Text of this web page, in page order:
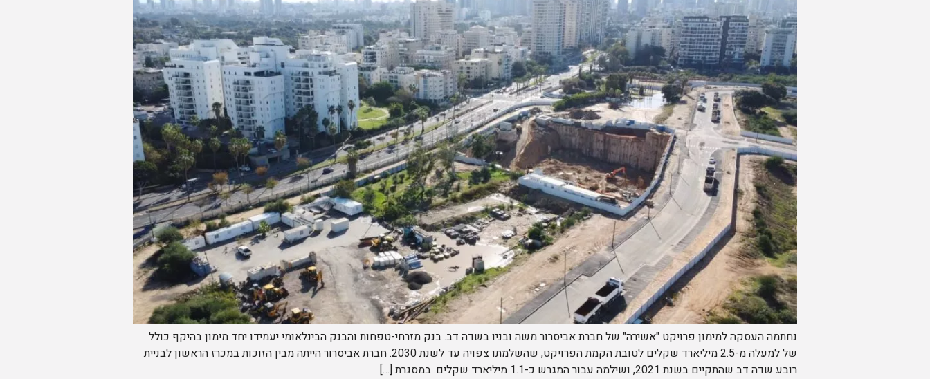
נחתמה העסקה למימון פרויקט "אשירה" של חברת אביסרור משה ובניו בשדה דב. בנק מזרחי-טפחות והבנק הבינלאומי יעמידו יחד מימון בהיקף כולל
של למעלה מ-2.5 מיליארד שקלים לטובת הקמת הפרויקט, שהשלמתו צפויה עד לשנת 2030. חברת אביסרור הייתה מבין הזוכות במכרז הראשון לבניית
רובע שדה דב שהתקיים בשנת 2021, ושילמה עבור המגרש כ-1.1 מיליארד שקלים. במסגרת […]